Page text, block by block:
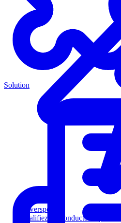
Powersports
Qualifiez les conducteurs plus vite
Solution